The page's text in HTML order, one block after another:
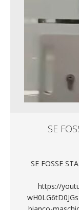
SE
SE FOSSE
https://